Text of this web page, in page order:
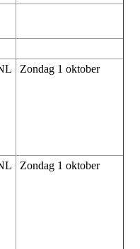
Zondag 1 oktober
Zondag 1 oktober